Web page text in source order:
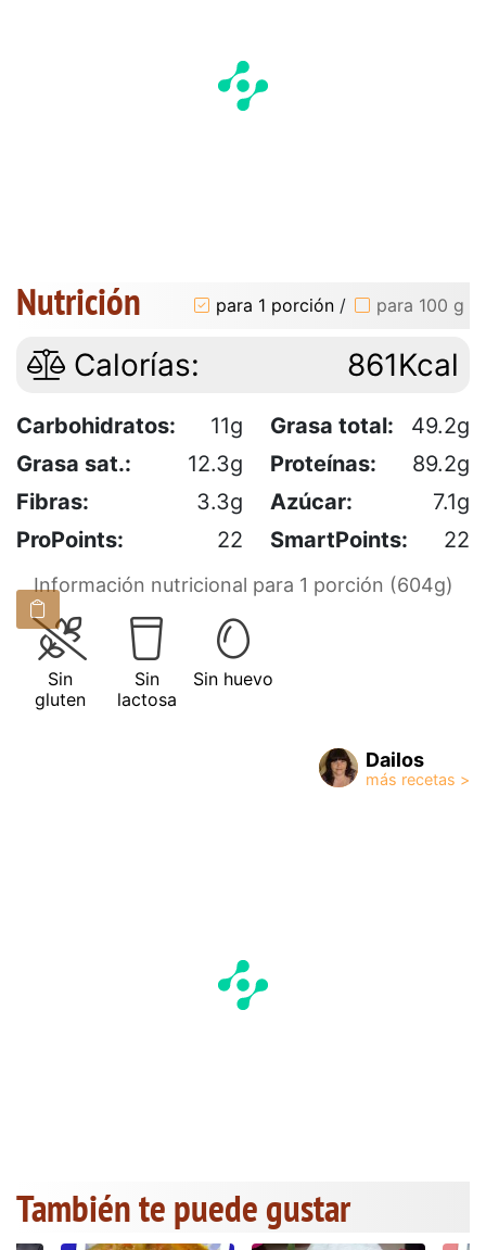
Nutrición para 1 porción / para 100 g
Calorías: 861Kcal
Carbohidratos: 11g Grasa total:
49.2g
Grasa sat.:
12.3g Proteínas:
89.2g
Fibras:
3.3g Azúcar:
7.1g
ProPoints:
22 SmartPoints: 22
Información nutricional para 1 porción (604g)
Sin
gluten
Sin
lactosa
Sin huevo
Dailos
También te puede gustar